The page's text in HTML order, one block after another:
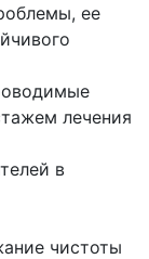
ее
лечения
в
чистоты